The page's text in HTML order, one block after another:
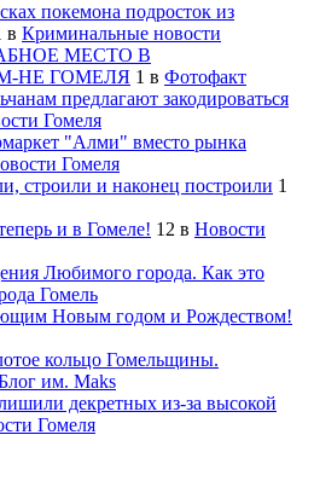
покемона подросток из
в Криминальные новости
МЕСТО В
НЕ ГОМЕЛЯ 1 в Фотофакт
предлагают закодироваться
Гомеля
"Алми" вместо рынка
Гомеля
строили и наконец построили 1
и в Гомеле! 12 в Новости
Любимого города. Как это
Гомель
Новым годом и Рождеством!
кольцо Гомельщины.
им. Maks
декретных из-за высокой
Гомеля